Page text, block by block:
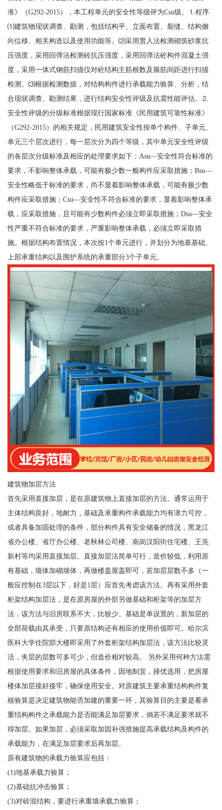
准》（G292-2015），本工程单元的安全性等级评为Csu级。⒈程序
⑴建筑物现状调查、勘测，包括结构平、立面布置、裂缝、结构侧
向位移、相关构造以及使用功能等。⑵采用贯入法检测砌筑砂浆抗
压强度，采用回弹法检测砖抗压强度，采用回弹法砼构件混凝土强
度，采用一体式钢筋扫描仪对砼结构主筋根数及箍筋间距进行扫描
检测。⑶根据检测数据，对结构构件进行承载能力验算、分析，结
合现状调查、勘测结果，进行结构安全性评级及抗震性能评估。⒉
安全性评级的分级标准根据现行国家标准《民用建筑可靠性标准》
（G292-2015）的相关规定，民用建筑安全性按单个构件、子单元、
单元三个层次进行，每一层次分为四个等级，其中单元安全性评级
的各层次分级标准及相应的处理要求如下：Asu—安全性符合标准的
要求，不影响整体承载，可能有极少数一般构件应采取措施；Bsu—
安全性略低于标准的要求，尚不显着影响整体承载，可能有极少数
构件应采取措施；Csu—安全性不符合标准的要求，显着影响整体承
载，应采取措施，且可能有少数构件必须立即采取措施；Dsu—安全
性严重不符合标准的要求，严重影响整体承载，必须立即采取措
施。根据结构布置情况，本次按1个单元进行，并划分为地基基础、
上部承重结构以及围护系统的承重部分3个子单元。
建筑物加层方法
首先采用直接加层，是在原建筑物上直接加层的方法。通常运用于
主体结构良好，地耐力，基础及承重构件承载能力均有潜力可控，
或者具备加固处理的条件，部分构件具有安全储备的情况，黑龙江
省办公楼、省厅办公楼、老秋林公司楼、南岗汉阳街住宅楼、王兆
新村等均采用直接加层。直接加层法简单可行，造价较低，利用原
有基础，墙体加砌墙体，再做楼盖屋盖即可，若加层层数不多（一
般应控制在3层以下，好是1层）应首先考虑该方法。再有采用外套
柜架结构加层法，是在原房屋的外部另做基础和柜架等的加层方
法，该方法与旧房联系不大，比较少。基础是单设置的，新加层的
全部荷载由其承受，只要原结构还有相应的使用价值即可。哈尔滨
医科大学住院部大楼即采用了外套柜架结构加层法，该方法比较灵
活，夹层的层数可多可少，但造价相对较高。 另外采用何种方法需
根据使用要求和旧房屋的具体条件，因地制宜，择优选用，把房屋
楼体加层接好接牢，确保使用安全。对原建筑主要承重结构构件复
核验算是决定建筑物能否加建的重要一环，其验算目的主要是看承
重结构构件之承载能力是否能满足加层要求，倘若不满足要求就不
得加层。如果加层，必须采取加固补强措施提高承载结构及构件的
承载能力，在满足加层要求后再加层。
原有建筑物的承载力验算应包括：
(1)地基承载力验算；
(2)基础抗冲击验算；
(3)对砖混结构，要进行承重墙承载力验算；